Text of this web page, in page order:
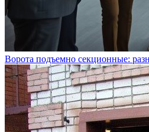
Ворота подъемно секционные: